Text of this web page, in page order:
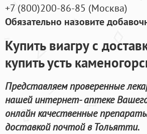
+7 (800)200-86-85 (Москва)
Обязательно назовите
Купить виагру с
купить усть
Представляем проверенные
нашей интернет- аптеке
онлайн качественные
доставкой почтой в Тольятти.